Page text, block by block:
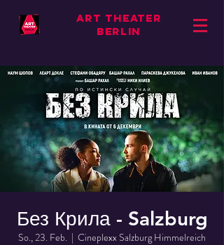
ART THEATER
BERLIN
Без Крила - Salzburg
So., 23. Feb.
  |
Cineplexx Salzburg Himmelreich